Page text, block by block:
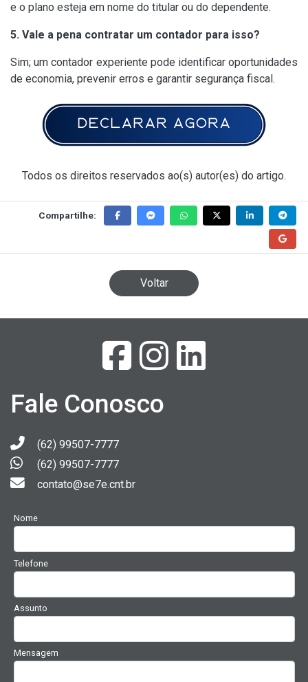
e o plano esteja em nome do titular ou do dependente.
5. Vale a pena contratar um contador para isso?
Sim; um contador experiente pode identificar oportunidades
de economia, prevenir erros e garantir segurança fiscal.
Todos os direitos reservados ao(s) autor(es) do artigo.
Compartilhe:
Voltar
Fale Conosco
(62) 99507-7777
(62) 99507-7777
contato@se7e.cnt.br
Nome
Telefone
Assunto
Mensagem